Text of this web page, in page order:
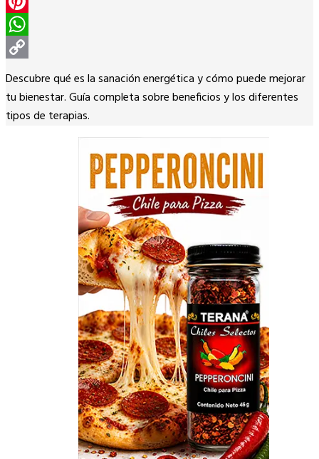
Pinterest
WhatsApp
Copy
Link
Descubre qué es la sanación energética y cómo puede mejorar
tu bienestar. Guía completa sobre beneficios y los diferentes
tipos de terapias.